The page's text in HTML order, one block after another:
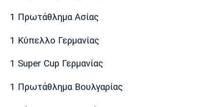
1 Πρωτάθλημα Ασίας
1 Κύπελλο Γερμανίας
1 Super Cup Γερμανίας
1 Πρωτάθλημα Βουλγαρίας